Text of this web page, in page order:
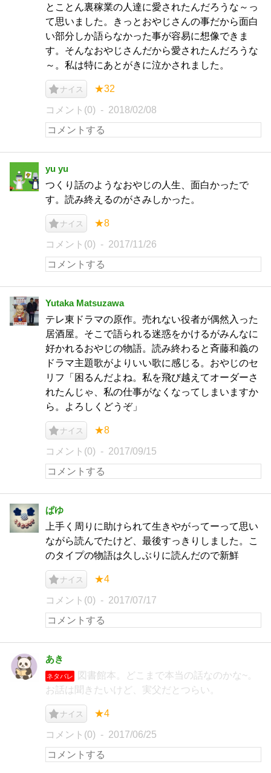
とことん裏稼業の人達に愛されたんだろうな～っ
て思いました。きっとおやじさんの事だから面白
い部分しか語らなかった事が容易に想像できま
す。そんなおやじさんだから愛されたんだろうな
～。私は特にあとがきに泣かされました。
ナイス ★32
コメント(0) 2018/02/08
yu yu
つくり話のようなおやじの人生、面白かったで
す。読み終えるのがさみしかった。
ナイス ★8
コメント(0) 2017/11/26
Yutaka Matsuzawa
テレ東ドラマの原作。売れない役者が偶然入った
居酒屋。そこで語られる迷惑をかけるがみんなに
好かれるおやじの物語。読み終わると斉藤和義の
ドラマ主題歌がよりいい歌に感じる。おやじのセ
リフ「困るんだよね。私を飛び越えてオーダーさ
れたんじゃ、私の仕事がなくなってしまいますか
ら。よろしくどうぞ」
ナイス ★8
コメント(0) 2017/09/15
ぱゆ
上手く周りに助けられて生きやがってーって思い
ながら読んでたけど、最後すっきりしました。こ
のタイプの物語は久しぶりに読んだので新鮮
ナイス ★4
コメント(0) 2017/07/17
あき
ネタバレ
図書館本。どこまで本当の話なのかな~。
お話は聞きたいけど、実父だとつらい。
ナイス ★4
コメント(0) 2017/06/25